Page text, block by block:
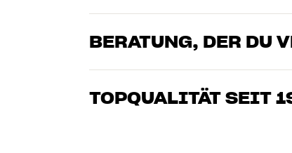
BERATUNG, DER DU
Unsere Mitarbeiter sind echte Enthusiasten,
gemeinsam die Lösung, die zu Deinen
TOPQUALITÄT SEIT